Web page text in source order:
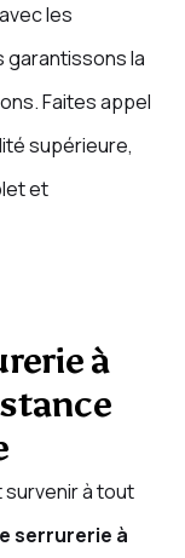
les
garantissons la
Faites appel
supérieure,
et
à
à tout
serrurerie à